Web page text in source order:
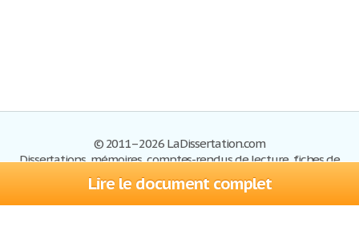
Lire le document complet
© 2011–2026 LaDissertation.com
Dissertations, mémoires, comptes-rendus de lecture, fiches de
lectures, exemples du BAC